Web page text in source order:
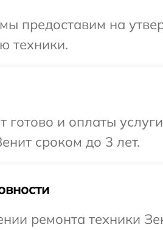
предоставим на
техники.
готово и оплаты
сроком до 3 лет.
ремонта техники